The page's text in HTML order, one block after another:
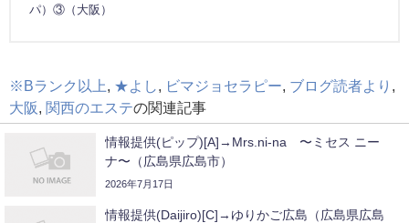
パ）③（大阪）
※Bランク以上 ★よし ビマジョセラピー ブログ読者より
大阪
関西のエステの関連記事
情報提供(ピップ)[A]→Mrs.ni-na 〜ミセス ニー
ナ〜（広島県広島市）
2026年7月17日
情報提供(Daijiro)[C]→ゆりかご広島（広島県広島